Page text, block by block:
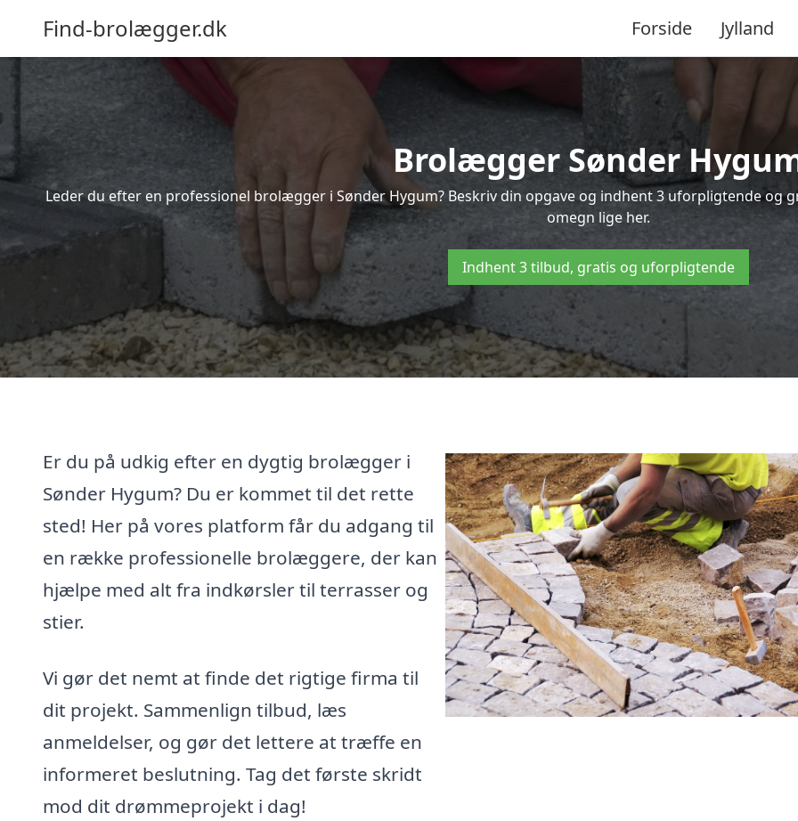
Find-brolægger.dk Forside Jylland
Brolægger Sønder
Leder du efter en professionel brolægger i Sønder Hygum? Beskriv din opgave og indhent 3 uforpligtende
omegn lige her.
Indhent 3 tilbud, gratis og uforpligtende
Er du på udkig efter en dygtig brolægger i
Sønder Hygum? Du er kommet til det rette
sted! Her på vores platform får du adgang til
en række professionelle brolæggere, der kan
hjælpe med alt fra indkørsler til terrasser og
stier.
Vi gør det nemt at finde det rigtige firma til
dit projekt. Sammenlign tilbud, læs
anmeldelser, og gør det lettere at træffe en
informeret beslutning. Tag det første skridt
mod dit drømmeprojekt i dag!